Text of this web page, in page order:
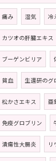
痛み 湿気 冷
カツオの肝臓エキス
ブーゲンビリア
貧血 生還研のグ
松かさエキス 亜
免疫グロブリン
潰瘍性大腸炎 リ